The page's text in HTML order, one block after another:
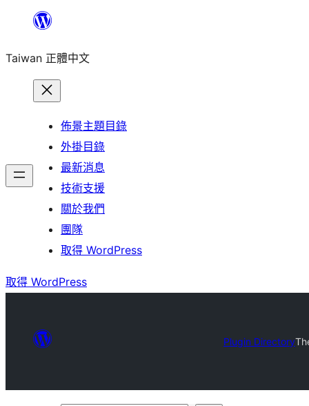
主
Taiwan 正體中文
佈景主題目錄
外掛目錄
最新消息
技術支援
關於我們
團隊
取得 WordPress
取得 WordPress
Plugin Directory